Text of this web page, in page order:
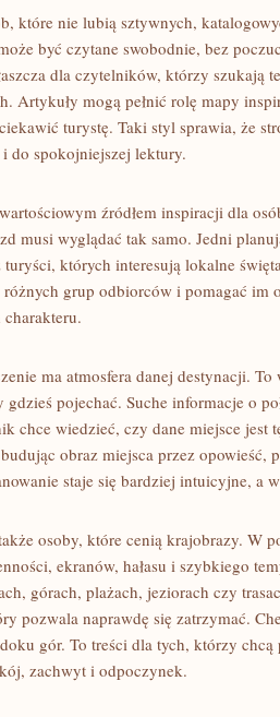
które nie lubią sztywnych,
być czytane swobodnie, bez
dla czytelników, którzy szukają
Artykuły mogą pełnić rolę mapy
turystę. Taki styl sprawia, że
do spokojniejszej lektury.
źródłem inspiracji dla
musi wyglądać tak samo. Jedni
turyści, których interesują lokalne
grup odbiorców i pomagać im
ma atmosfera danej destynacji. To
pojechać. Suche informacje o
chce wiedzieć, czy dane miejsce jest
obraz miejsca przez opowieść,
staje się bardziej intuicyjne, a
osoby, które cenią krajobrazy. W
ekranów, hałasu i szybkiego
górach, plażach, jeziorach czy
pozwala naprawdę się zatrzymać.
gór. To treści dla tych, którzy
zachwyt i odpoczynek.